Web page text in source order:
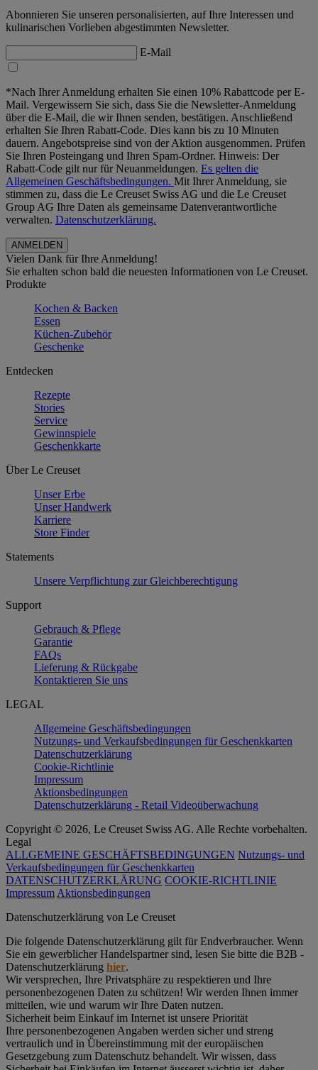
Abonnieren Sie unseren personalisierten, auf Ihre Interessen und
kulinarischen Vorlieben abgestimmten Newsletter.
E-Mail
*Nach Ihrer Anmeldung erhalten Sie einen 10% Rabattcode per E-
Mail. Vergewissern Sie sich, dass Sie die Newsletter-Anmeldung
über die E-Mail, die wir Ihnen senden, bestätigen. Anschließend
erhalten Sie Ihren Rabatt-Code. Dies kann bis zu 10 Minuten
dauern. Angebotspreise sind von der Aktion ausgenommen. Prüfen
Sie Ihren Posteingang und Ihren Spam-Ordner. Hinweis: Der
Rabatt-Code gilt nur für Neuanmeldungen. Es gelten die
Allgemeinen Geschäftsbedingungen. Mit Ihrer Anmeldung, sie
stimmen zu, dass die Le Creuset Swiss AG und die Le Creuset
Group AG Ihre Daten als gemeinsame Datenverantwortliche
verwalten. Datenschutzerklärung.
Vielen Dank für Ihre Anmeldung!
Sie erhalten schon bald die neuesten Informationen von Le Creuset.
Produkte
Kochen & Backen
Essen
Küchen-Zubehör
Geschenke
Entdecken
Rezepte
Stories
Service
Gewinnspiele
Geschenkkarte
Über Le Creuset
Unser Erbe
Unser Handwerk
Karriere
Store Finder
Statements
Unsere Verpflichtung zur Gleichberechtigung
Support
Gebrauch & Pflege
Garantie
FAQs
Lieferung & Rückgabe
Kontaktieren Sie uns
LEGAL
Allgemeine Geschäftsbedingungen
Nutzungs- und Verkaufsbedingungen für Geschenkkarten
Datenschutzerklärung
Cookie-Richtlinie
Impressum
Aktionsbedingungen
Datenschutzerklärung - Retail Videoüberwachung
Copyright © 2026, Le Creuset Swiss AG. Alle Rechte vorbehalten.
Legal
ALLGEMEINE GESCHÄFTSBEDINGUNGEN Nutzungs- und
Verkaufsbedingungen für Geschenkkarten
DATENSCHUTZERKLÄRUNG COOKIE-RICHTLINIE
Impressum Aktionsbedingungen
Datenschutz­erklärung von Le Creuset
Die folgende Datenschutzerklärung gilt für Endverbraucher. Wenn
Sie ein gewerblicher Handelspartner sind, lesen Sie bitte die B2B -
Datenschutzerklärung hier.
Wir versprechen, Ihre Privatsphäre zu respektieren und Ihre
personenbezogenen Daten zu schützen! Wir werden Ihnen immer
mitteilen, wie und warum wir Ihre Daten nutzen.
Sicherheit beim Einkauf im Internet ist unsere Priorität
Ihre personenbezogenen Angaben werden sicher und streng
vertraulich und in Übereinstimmung mit der europäischen
Gesetzgebung zum Datenschutz behandelt. Wir wissen, dass